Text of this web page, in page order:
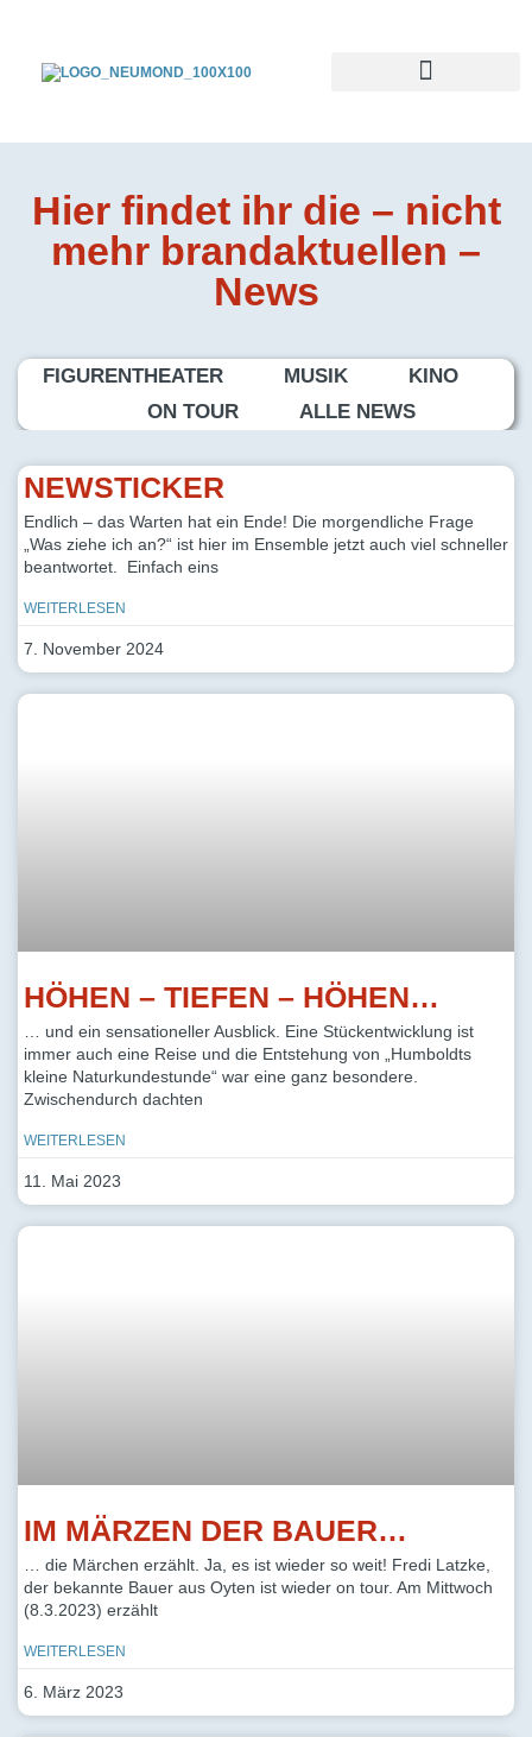
Hier findet ihr die – nicht
mehr brandaktuellen –
News
FIGURENTHEATER MUSIK
KINO
ON TOUR
ALLE NEWS
NEWSTICKER
Endlich – das Warten hat ein Ende! Die morgendliche Frage
„Was ziehe ich an?“ ist hier im Ensemble jetzt auch viel schneller
beantwortet. Einfach eins
WEITERLESEN
7. November 2024
HÖHEN – TIEFEN – HÖHEN…
… und ein sensationeller Ausblick. Eine Stückentwicklung ist
immer auch eine Reise und die Entstehung von „Humboldts
kleine Naturkundestunde“ war eine ganz besondere.
Zwischendurch dachten
WEITERLESEN
11. Mai 2023
IM MÄRZEN DER BAUER…
… die Märchen erzählt. Ja, es ist wieder so weit! Fredi Latzke,
der bekannte Bauer aus Oyten ist wieder on tour. Am Mittwoch
(8.3.2023) erzählt
WEITERLESEN
6. März 2023